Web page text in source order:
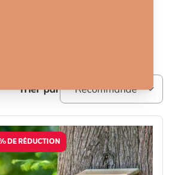
Trier par
DE RÉDUCTION